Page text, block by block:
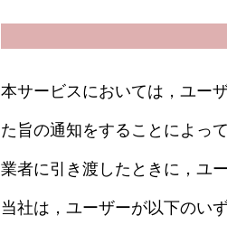
本サービスにおいては，ユー
た旨の通知をすることによっ
業者に引き渡したときに，ユ
当社は，ユーザーが以下のい